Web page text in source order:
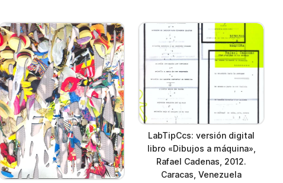
LabTipCcs: versión digital
libro «Dibujos a máquina»,
Rafael Cadenas, 2012.
Caracas, Venezuela